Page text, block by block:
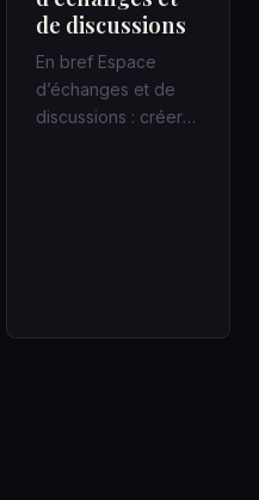
de discussions
En bref Espace
d’échanges et de
discussions : créer